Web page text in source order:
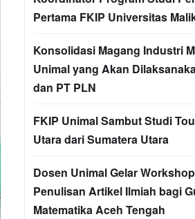
Pertama FKIP Universitas
Konsolidasi Magang Industri
Unimal yang Akan
dan PT PLN
FKIP Unimal Sambut Studi
Utara dari Sumatera Utara
Dosen Unimal Gelar
Penulisan Artikel Ilmiah bagi
Matematika Aceh Tengah